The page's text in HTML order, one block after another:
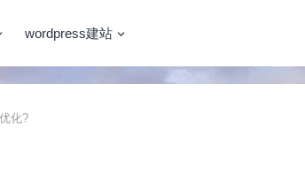
wordpress建站
化?